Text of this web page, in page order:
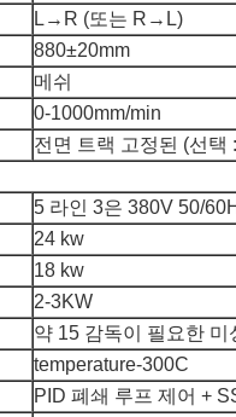
L→R (또는 R→L)
880±20mm
메쉬
0-1000mm/min
전면 트랙 고정된 (선택
5 라인 3은 380V 50/
24 kw
18 kw
2-3KW
약 15 감독이 필요한 미
temperature-300C
PID 폐쇄 루프 제어 +